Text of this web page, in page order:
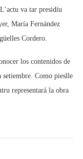
va tar presidíu
María Fernández
Cordero.
los contenidos de
Como pieslle
representará la obra